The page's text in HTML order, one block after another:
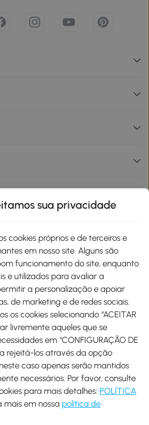
App
Google Play
sua privacidade
cookies próprios e de terceiros e
em nosso site. Alguns são
funcionamento do site, enquanto
e utilizados para avaliar a
a personalização e apoiar
de marketing e de redes sociais.
os cookies selecionando “ACEITAR
livremente aqueles que se
em “CONFIGURAÇÃO DE
rejeitá-los através da opção
neste caso apenas serão mantidos
necessários. Por favor, consulte
para mais detalhes: POLÍTICA
mais em nossa política de